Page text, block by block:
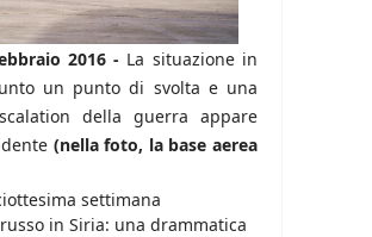
2016 - La situazione in
un punto di svolta e una
della guerra appare
(nella foto, la base aerea
settimana
in Siria: una drammatica